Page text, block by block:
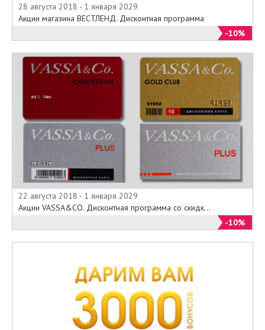
28 августа 2018 - 1 января 2029
Акции магазина ВЕСТЛЕНД. Дисконтная программа
-10%
22 августа 2018 - 1 января 2029
Акции VASSA&CO. Дисконтная программа со скидк...
-10%